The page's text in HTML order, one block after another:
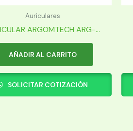
Auriculares
ARGOMTECH ARG-...
AÑADIR AL CARRITO
SOLICITAR COTIZACIÓN